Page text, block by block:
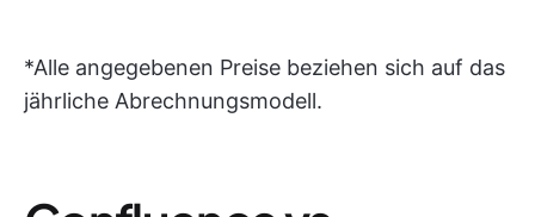
*Alle angegebenen Preise beziehen sich auf das
jährliche Abrechnungsmodell.